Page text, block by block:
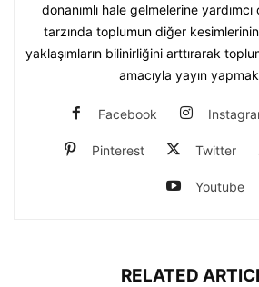
donanımlı hale gelmelerine
tarzında toplumun diğer
yaklaşımların bilinirliğini arttırarak
amacıyla yayın
Facebook
Pinterest Twitter
Youtube
RELATED